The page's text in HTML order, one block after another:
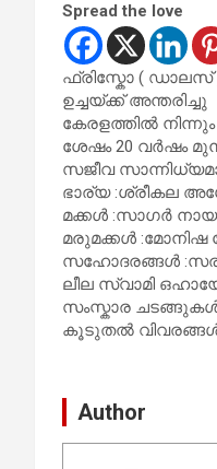
Spread the love
ഫ്രിസ്കോ ( ഡാലസ്
ഉച്ചയ്ക്ക് അന്തരിച്ചു
കേരളത്തിൽ
ശേഷം 20 വർഷം
സജീവ
ഭാര്യ :ശ്രീകല
മക്കൾ :സാഗർ
മരുമക്കൾ
സഹോദരങ്ങൾ
ലീല സ്വാമി
സംസ്കാര
കൂടുതൽ
Author